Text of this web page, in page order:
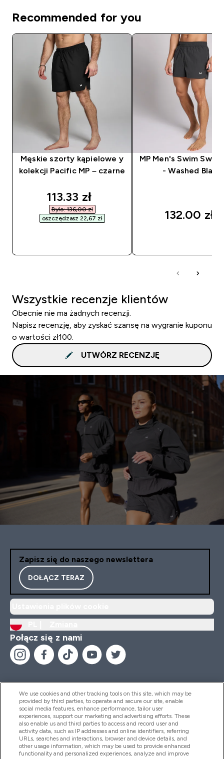
Recommended for you
Męskie szorty kąpielowe y
kolekcji Pacific MP – czarne
discounted price
113.33 zł‎
Było: 136,00 zł‎
oszczędzasz 22,67 zł‎
MP Men's Swim
- Washed Black
132.00 zł‎
Wszystkie recenzje klientów
Obecnie nie ma żadnych recenzji.
Napisz recenzję, aby zyskać szansę na wygranie kuponu
o wartości zł100.
UTWÓRZ RECENZJĘ
Zapisz się do naszego newslettera
DOŁĄCZ TERAZ
Połącz się z nami
Pomoc I Informacja
Produkty
We use cookies and other tracking tools on this site, which may be
provided by third parties, to operate and secure our site, enable
social media features, enhance performance, tailor user
experiences, support our marketing and advertising efforts. These
also enable us and third parties to access and record user and
activity data, such as IP addresses and online identifiers, referring
URLs, searches and interactions, browser and device details, and
other usage information, which may be used to provide enhanced
functionality and personalized experiences, analyze and improve